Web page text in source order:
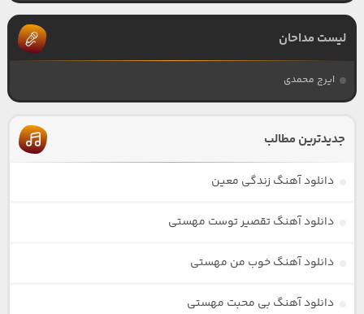
لیست مداحان
ایرج محمدی
جدیدترین مطالب
دانلود آهنگ زندگی معین
دانلود آهنگ تقصیر توست مهستی
دانلود آهنگ خوب من مهستی
دانلود آهنگ بی محبت مهستی